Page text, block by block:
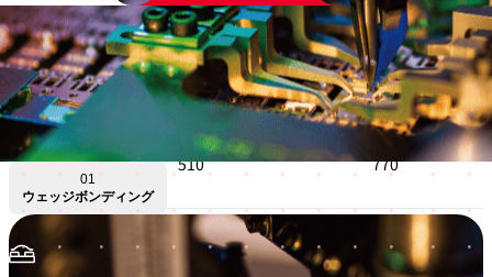
-09 260 510
-10 510 770
-11 1020
-01 4 10
-02 10 20
172340-xx カッターブレード、標準長
01
ウェッジボンディング